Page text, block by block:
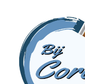
naar
navigatie
inhoud